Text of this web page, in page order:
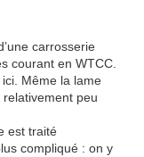
carrosserie
courant en WTCC.
Même la lame
peu
est traité
compliqué : on y